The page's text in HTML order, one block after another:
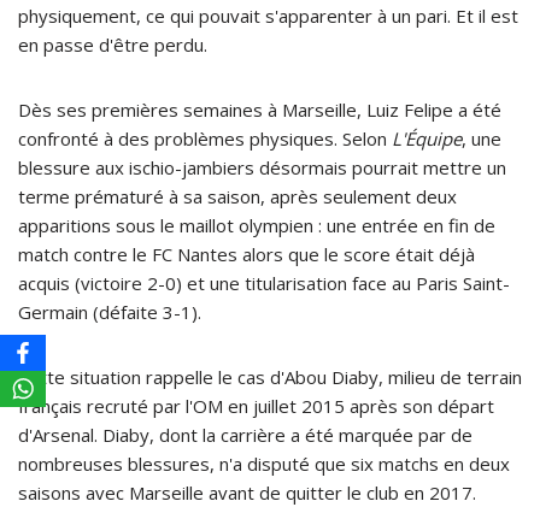
physiquement, ce qui pouvait s'apparenter à un pari. Et il est
en passe d'être perdu.
Dès ses premières semaines à Marseille, Luiz Felipe a été
confronté à des problèmes physiques. Selon L'Équipe, une
blessure aux ischio-jambiers désormais pourrait mettre un
terme prématuré à sa saison, après seulement deux
apparitions sous le maillot olympien : une entrée en fin de
match contre le FC Nantes alors que le score était déjà
acquis (victoire 2-0) et une titularisation face au Paris Saint-
Germain (défaite 3-1).
Cette situation rappelle le cas d'Abou Diaby, milieu de terrain
français recruté par l'OM en juillet 2015 après son départ
d'Arsenal. Diaby, dont la carrière a été marquée par de
nombreuses blessures, n'a disputé que six matchs en deux
saisons avec Marseille avant de quitter le club en 2017.